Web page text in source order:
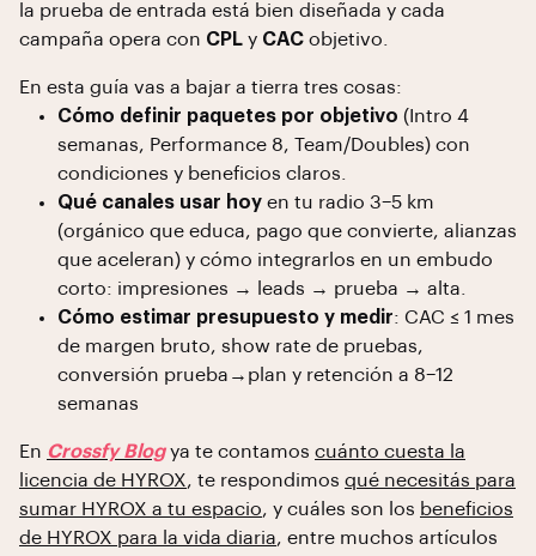
la prueba de entrada está bien diseñada y cada
campaña opera con CPL y CAC objetivo.
En esta guía vas a bajar a tierra tres cosas:
Cómo definir paquetes por objetivo (Intro 4
semanas, Performance 8, Team/Doubles) con
condiciones y beneficios claros.
Qué canales usar hoy en tu radio 3–5 km
(orgánico que educa, pago que convierte, alianzas
que aceleran) y cómo integrarlos en un embudo
corto: impresiones → leads → prueba → alta.
Cómo estimar presupuesto y medir: CAC ≤ 1 mes
de margen bruto, show rate de pruebas,
conversión prueba→plan y retención a 8–12
semanas
En Crossfy Blogya te contamos cuánto cuesta la
licencia de HYROX, te respondimos qué necesitás para
sumar HYROX a tu espacio, y cuáles son los beneficios
de HYROX para la vida diaria, entre muchos artículos